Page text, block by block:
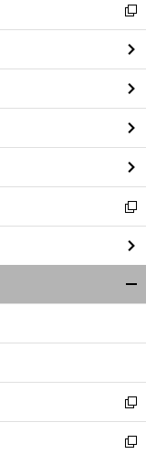
閉
る
新
し
い
ウ
ィ
ン
ド
ウ
で
開
く
新
し
い
ウ
ィ
ン
ウ
開
く
新
し
い
新